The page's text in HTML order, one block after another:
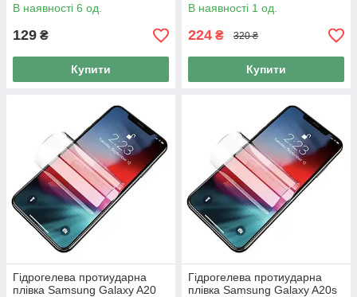
В наявності 6 од.
129 ₴
Купити
В наявності 1 од.
224 ₴ 320 ₴
Купити
Гідрогелева протиударна
плівка Samsung Galaxy A20
Гідрогелева протиударна
плівка Samsung Galaxy A20s